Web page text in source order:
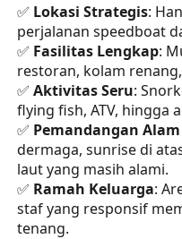
✅ Lokasi Strategis:
perjalanan speedboat
✅ Fasilitas Lengkap:
restoran, kolam
✅Aktivitas Seru:
flying fish, ATV, hingga
✅ Pemandangan
dermaga, sunrise di
laut yang masih alami.
✅ Ramah Keluarga:
staf yang responsif
tenang.